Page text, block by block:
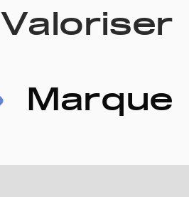
Valoriser
Marque